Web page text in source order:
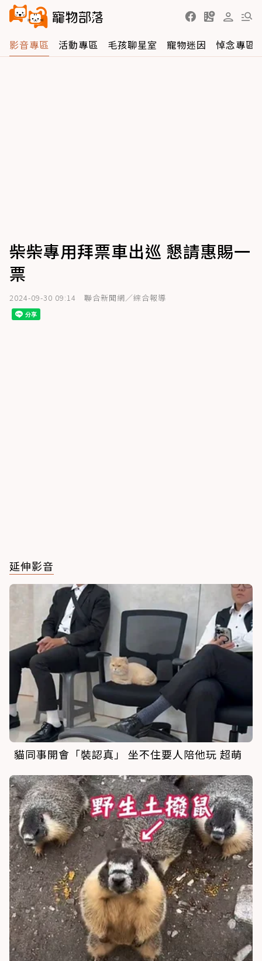
影音專區 活動專區 毛孩聊星室 寵物迷因 悼念專區
柴柴專用拜票車出巡 懇請惠賜一
票
2024-09-30 09:14 聯合新聞網／綜合報導
延伸影音
貓同事開會「裝認真」 坐不住要人陪他玩 超萌